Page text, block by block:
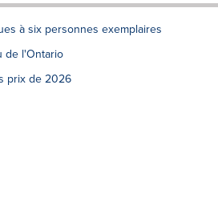
à six personnes exemplaires
de l'Ontario
prix de 2026